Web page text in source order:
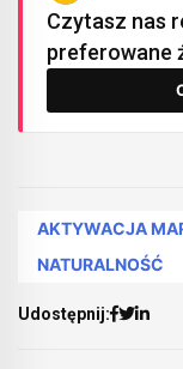
Czytasz nas
preferowane
AKTYWACJA
NATURALNOŚĆ
Udostępnij: